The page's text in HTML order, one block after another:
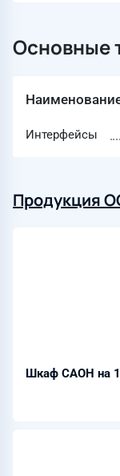
Основные
Интерфейсы
Продукция
Шкаф САОН на